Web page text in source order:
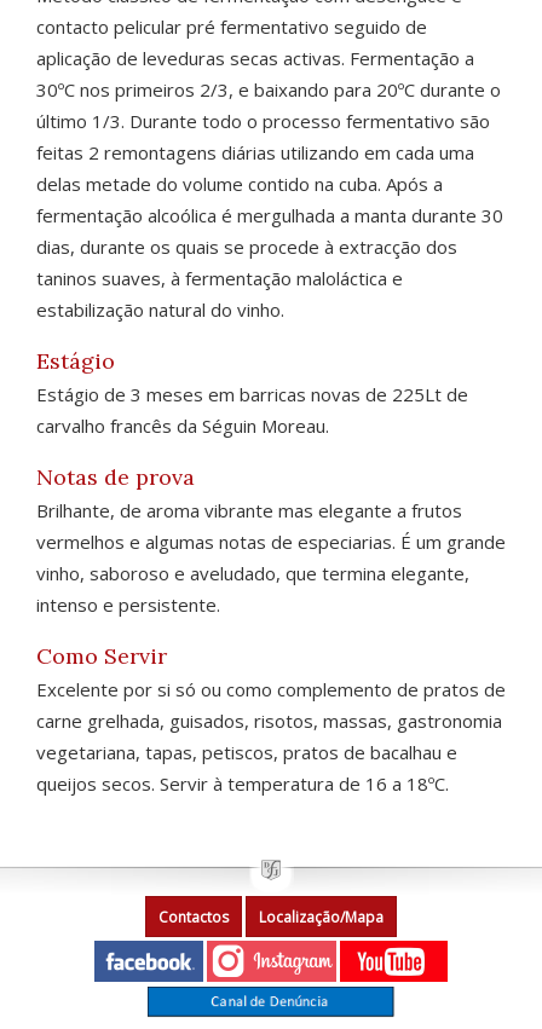
contacto pelicular pré fermentativo seguido de
aplicação de leveduras secas activas. Fermentação a
30ºC nos primeiros 2/3, e baixando para 20ºC durante o
último 1/3. Durante todo o processo fermentativo são
feitas 2 remontagens diárias utilizando em cada uma
delas metade do volume contido na cuba. Após a
fermentação alcoólica é mergulhada a manta durante 30
dias, durante os quais se procede à extracção dos
taninos suaves, à fermentação maloláctica e
estabilização natural do vinho.
Estágio
Estágio de 3 meses em barricas novas de 225Lt de
carvalho francês da Séguin Moreau.
Notas de prova
Brilhante, de aroma vibrante mas elegante a frutos
vermelhos e algumas notas de especiarias. É um grande
vinho, saboroso e aveludado, que termina elegante,
intenso e persistente.
Como Servir
Excelente por si só ou como complemento de pratos de
carne grelhada, guisados, risotos, massas, gastronomia
vegetariana, tapas, petiscos, pratos de bacalhau e
queijos secos. Servir à temperatura de 16 a 18ºC.
Contactos Localização/Mapa